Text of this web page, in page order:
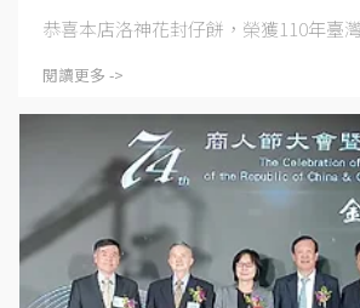
恭喜本店洛神花封仔餅，榮獲110年臺
閱讀更多 ->